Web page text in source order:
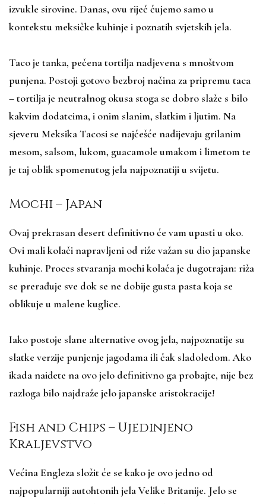
izvukle sirovine. Danas, ovu riječ čujemo samo u
kontekstu meksičke kuhinje i poznatih svjetskih jela.
Taco je tanka, pečena tortilja nadjevena s mnoštvom
punjena. Postoji gotovo bezbroj načina za pripremu taca
– tortilja je neutralnog okusa stoga se dobro slaže s bilo
kakvim dodatcima, i onim slanim, slatkim i ljutim. Na
sjeveru Meksika Tacosi se najčešće nadijevaju grilanim
mesom, salsom, lukom, guacamole umakom i limetom te
je taj oblik spomenutog jela najpoznatiji u svijetu.
Mochi – Japan
Ovaj prekrasan desert definitivno će vam upasti u oko.
Ovi mali kolači napravljeni od riže važan su dio japanske
kuhinje. Proces stvaranja mochi kolača je dugotrajan: riža
se prerađuje sve dok se ne dobije gusta pasta koja se
oblikuje u malene kuglice.
Iako postoje slane alternative ovog jela, najpoznatije su
slatke verzije punjenje jagodama ili čak sladoledom. Ako
ikada naiđete na ovo jelo definitivno ga probajte, nije bez
razloga bilo najdraže jelo japanske aristokracije!
Fish and Chips – Ujedinjeno
Kraljevstvo
Većina Engleza složit će se kako je ovo jedno od
najpopularniji autohtonih jela Velike Britanije. Jelo se